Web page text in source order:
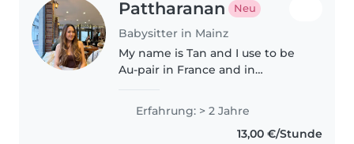
Pattharanan Neu
Babysitter in Mainz
My name is Tan and I use to be
Au-pair in France and in
girls so I know how to keep
children entertained
Erfahrung: > 2 Jahre
13,00 €/Stunde